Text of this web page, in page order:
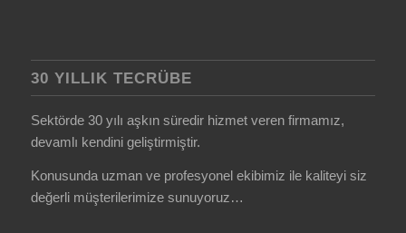
30 YILLIK TECRÜBE
Sektörde 30 yılı aşkın süredir hizmet veren firmamız,
devamlı kendini geliştirmiştir.
Konusunda uzman ve profesyonel ekibimiz ile kaliteyi siz
değerli müşterilerimize sunuyoruz…